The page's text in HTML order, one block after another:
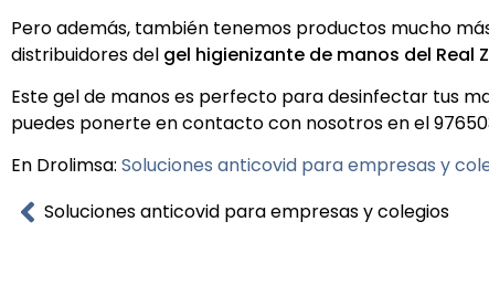
Pero además, también tenemos productos mucho
distribuidores del gel higienizante de manos del Real
Este gel de manos es perfecto para desinfectar tus
puedes ponerte en contacto con nosotros en el
En Drolimsa: Soluciones anticovid para empresas y
Soluciones anticovid para empresas y colegios